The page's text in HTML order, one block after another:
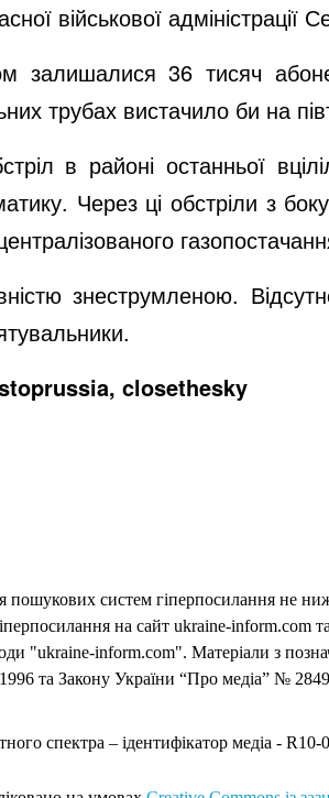
військової адміністрації
залишалися 36 тисяч
трубах вистачило би на
в районі останньої
Через ці обстріли з
знеструмленою.
stoprussia, closethesky
пошукових систем гіперпосилання не
на сайт ukraine-inform.com
"ukraine-inform.com". Матеріали з
та Закону України “Про медіа” №
спектра – ідентифікатор медіа - R10-